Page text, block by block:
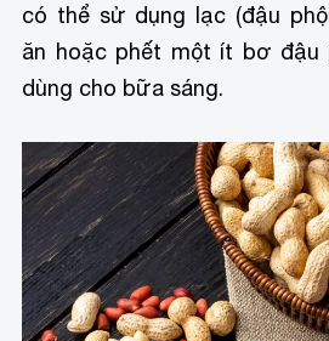
có thể sử dụng lạc (đậu
ăn hoặc phết một ít bơ đậu
dùng cho bữa sáng.